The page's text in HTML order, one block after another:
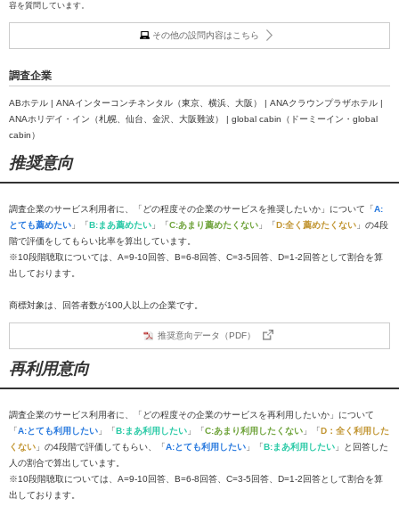
容を質問しています。
その他の設問内容はこちら
調査企業
ABホテル | ANAインターコンチネンタル（東京、横浜、大阪） | ANAクラウンプラザホテル |
ANAホリデイ・イン（札幌、仙台、金沢、大阪難波） | global cabin（ドーミーイン・global
cabin）
推奨意向
調査企業のサービス利用者に、「どの程度その企業のサービスを推奨したいか」について「A:
とても薦めたい 」「B:まあ薦めたい 」「C:あまり薦めたくない 」「D:全く薦めたくない 」の4段
階で評価をしてもらい比率を算出しています。
※10段階聴取については、A=9-10回答、B=6-8回答、C=3-5回答、D=1-2回答として割合を算
出しております。
商標対象は、回答者数が100人以上の企業です。
推奨意向データ（PDF）
再利用意向
調査企業のサービス利用者に、「どの程度その企業のサービスを再利用したいか」について
「A:とても利用したい 」「B:まあ利用したい 」「C:あまり利用したくない 」「D：全く利用した
くない 」の4段階で評価してもらい、「A:とても利用したい 」「B:まあ利用したい 」と回答した
人の割合で算出しています。
※10段階聴取については、A=9-10回答、B=6-8回答、C=3-5回答、D=1-2回答として割合を算
出しております。